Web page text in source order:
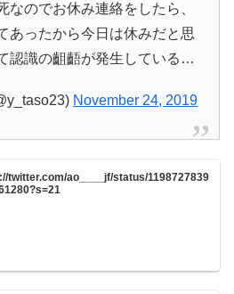
なのでお休み連絡をしたら、
あったから今日は休みだと思
認識の齟齬が発生している…
November 24, 2019
twitter.com/ao____jf/status/1198727839